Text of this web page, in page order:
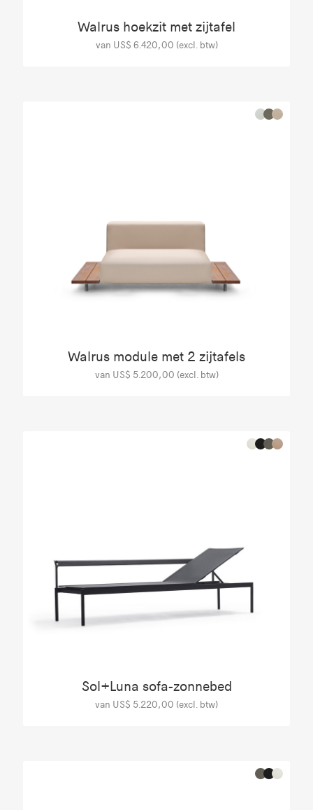
Walrus hoekzit met zijtafel
van US$ 6.420,00 (excl. btw)
Walrus module met 2 zijtafels
van US$ 5.200,00 (excl. btw)
Sol+Luna sofa-zonnebed
van US$ 5.220,00 (excl. btw)